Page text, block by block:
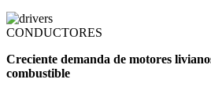
CONDUCTORES
Creciente demanda de motores
combustible